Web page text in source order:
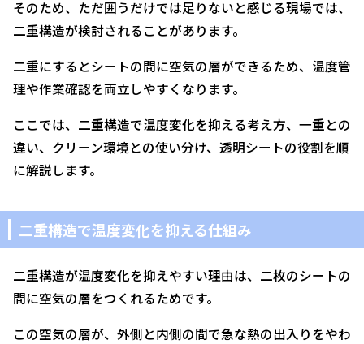
そのため、ただ囲うだけでは足りないと感じる現場では、
二重構造が検討されることがあります。
二重にするとシートの間に空気の層ができるため、温度管
理や作業確認を両立しやすくなります。
ここでは、二重構造で温度変化を抑える考え方、一重との
違い、クリーン環境との使い分け、透明シートの役割を順
に解説します。
二重構造で温度変化を抑える仕組み
二重構造が温度変化を抑えやすい理由は、二枚のシートの
間に空気の層をつくれるためです。
この空気の層が、外側と内側の間で急な熱の出入りをやわ